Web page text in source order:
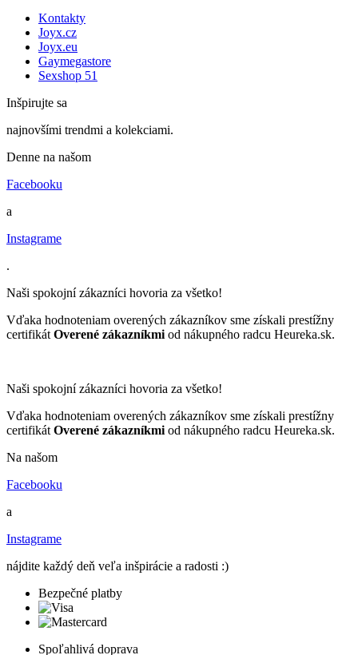
Kontakty
Joyx.cz
Joyx.eu
Gaymegastore
Sexshop 51
Inšpirujte sa
najnovšími trendmi a kolekciami.
Denne na našom
Facebooku
a
Instagrame
.
Naši spokojní zákazníci hovoria za všetko!
Vďaka hodnoteniam overených zákazníkov sme získali prestížny
certifikát Overené zákazníkmi od nákupného radcu Heureka.sk.
Naši spokojní zákazníci hovoria za všetko!
Vďaka hodnoteniam overených zákazníkov sme získali prestížny
certifikát Overené zákazníkmi od nákupného radcu Heureka.sk.
Na našom
Facebooku
a
Instagrame
nájdite každý deň veľa inšpirácie a radosti :)
Bezpečné platby
Spoľahlivá doprava